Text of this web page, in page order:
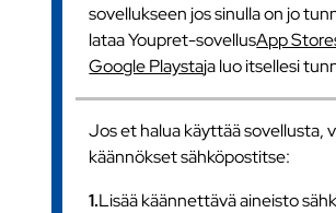
sovellukseen jos sinulla on jo
lataa Youpret-sovellusApp
Google Playstaja luo itsellesi
Jos et halua käyttää sovellusta,
käännökset sähköpostitse:
1.Lisää käännettävä aineisto